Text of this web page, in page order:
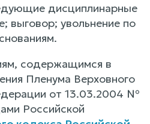
дисциплинарные
выговор; увольнение по
содержащимся в
Пленума Верховного
от 13.03.2004 №
Российской